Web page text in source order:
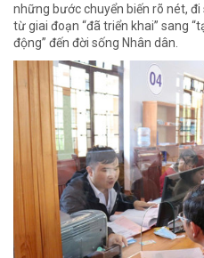
những bước chuyển biến rõ nét,
từ giai đoạn “đã triển khai” sang
động” đến đời sống Nhân dân.